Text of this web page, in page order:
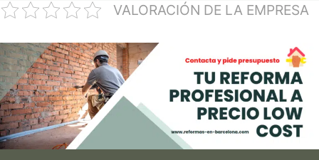
VALORACIÓN DE LA EMPRESA